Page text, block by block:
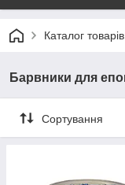
Каталог товарів
Барвники для
Сортування